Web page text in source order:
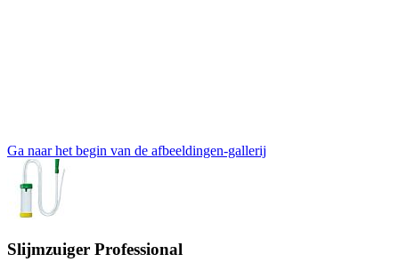
Ga naar het begin van de afbeeldingen-gallerij
Slijmzuiger Professional